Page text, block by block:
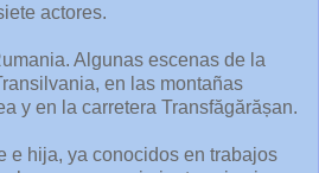
actores.
Algunas escenas de la
en las montañas
y en la carretera Transfăgărășan.
e hija, ya conocidos en trabajos